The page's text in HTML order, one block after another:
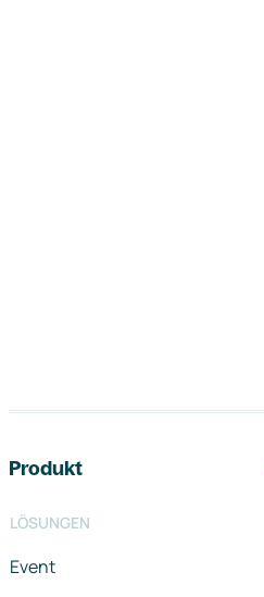
Produkt
LÖSUNGEN
Event